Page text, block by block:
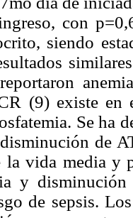
con
siendo
(9) existe
Se ha
de
vida media y
y
de sepsis.